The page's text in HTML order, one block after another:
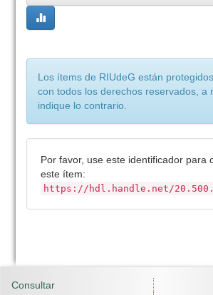
Los ítems de RIUdeG están
con todos los derechos reservados, a
indique lo contrario.
Por favor, use este identificador para
este ítem:
https://hdl.handle.net/
Consultar